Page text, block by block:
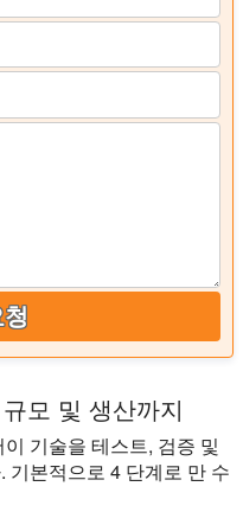
모 및 생산까지
기술을 테스트, 검증 및
기본적으로 4 단계로 만 수